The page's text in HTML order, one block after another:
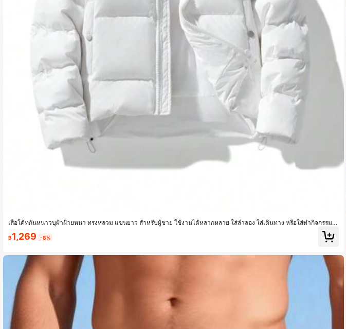
เสื้อโค้ทกันหนาวบุผ้าฝ้ายหนา ทรงหลวม แขนยาว สำหรับผู้ชาย ใช้งานได้หลากหลาย ใส่ลำลอง ใส่เดินทาง หรือใส่ทำกิจกรรมก
฿1,269 -8%